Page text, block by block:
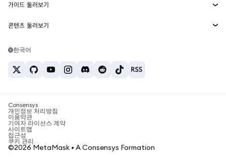
Snaps
웹3 서비스
보안
고객 지원
채용
솔라나 가격
테더 가격
ETH를 USD로 환전
USDT를 INR로 환전
BTC를 INR로 환전
ETH를 USDT로 환전
가이드 둘러보기
ETH 매수
USDT 매수
SHIB 매수
BNB 매수
콘텐츠 둘러보기
솔라나 지갑
암호화폐 세금 뉴스
암호화폐 매수 방법
비트코인 매도 방법
한국어
Consensys
개인정보 처리방침
이용약관
기여자 라이선스 계약
사이트맵
접근성
쿠키 관리
©2026 MetaMask • A Consensys Formation